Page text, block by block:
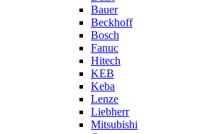
Bauer
Beckhoff
Bosch
Fanuc
Hitech
KEB
Keba
Lenze
Liebherr
Mitsubishi